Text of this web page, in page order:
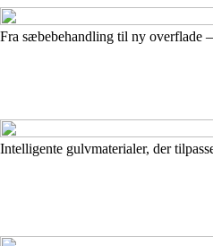
Fra sæbebehandling til ny overflade
Intelligente gulvmaterialer, der